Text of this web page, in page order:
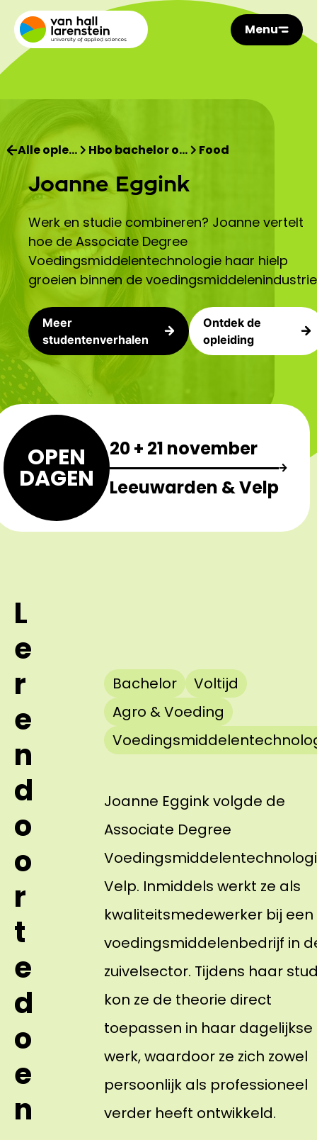
Menu
Alle ople… Hbo bachelor o… Food
Joanne Eggink
Werk en studie combineren? Joanne vertelt
hoe de Associate Degree
Voedingsmiddelentechnologie haar hielp
groeien binnen de
Meer
studentenverhalen
Ontdek de
opleiding
OPEN
DAGEN
20 + 21 november
Leeuwarden & Velp
L
e
r
e
n
d
o
o
r
t
e
d
o
e
n
Bachelor
Voltijd
Agro & Voeding
Joanne Eggink volgde de
Associate Degree
Velp. Inmiddels werkt ze als
kwaliteitsmedewerker bij een
voedingsmiddelenbedrijf in
zuivelsector. Tijdens haar
kon ze de theorie direct
toepassen in haar dagelijkse
werk, waardoor ze zich zowel
persoonlijk als professioneel
verder heeft ontwikkeld.